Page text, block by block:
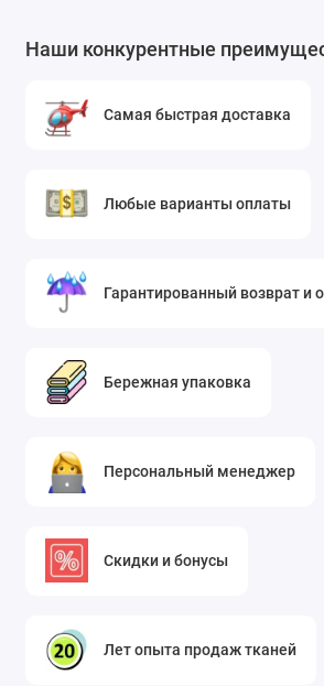
Наши конкурентные
Самая быстрая доставка
Любые варианты оплаты
Гарантированный возврат и
Бережная упаковка
Персональный менеджер
Скидки и бонусы
Лет опыта продаж тканей